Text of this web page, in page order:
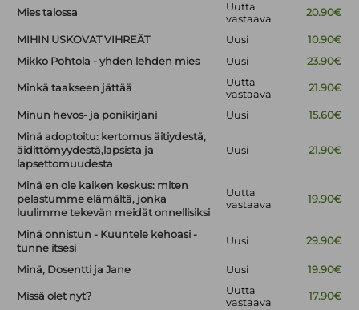
Mies talossa
Uutta
vastaava
20.90€
MIHIN USKOVAT VIHREÄT Uusi
10.90€
Mikko Pohtola - yhden lehden mies
Uusi 23.90€
Minkä taakseen jättää
Uutta
vastaava
21.90€
Minun hevos- ja ponikirjani Uusi
15.60€
Minä adoptoitu: kertomus äitiydestä,
äidittömyydestä,lapsista ja
lapsettomuudesta
Uusi 21.90€
Minä en ole kaiken keskus: miten
pelastumme elämältä, jonka
luulimme tekevän meidät onnellisiksi
Uutta
vastaava
19.90€
Minä onnistun - Kuuntele kehoasi -
tunne itsesi
Uusi 29.90€
Minä, Dosentti ja Jane Uusi 19.90€
Missä olet nyt?
Uutta
vastaava
17.90€